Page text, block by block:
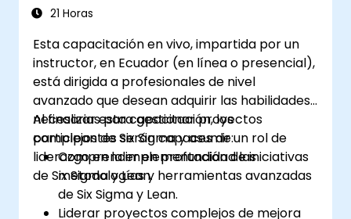
múltiples fuentes de manera efectiva.
21 Horas
Esta capacitación en vivo, impartida por un
instructor, en Ecuador (en línea o presencial),
está dirigida a profesionales de nivel
avanzado que desean adquirir las habilidades
necesarias para gestionar proyectos
complejos de Six Sigma y asumir un rol de
liderazgo en la implementación de iniciativas
de Six Sigma y Lean.
Al finalizar esta capacitación, los
participantes serán capaces de:
Comprender en profundidad las
metodologías y herramientas avanzadas
de Six Sigma y Lean.
Liderar proyectos complejos de mejora